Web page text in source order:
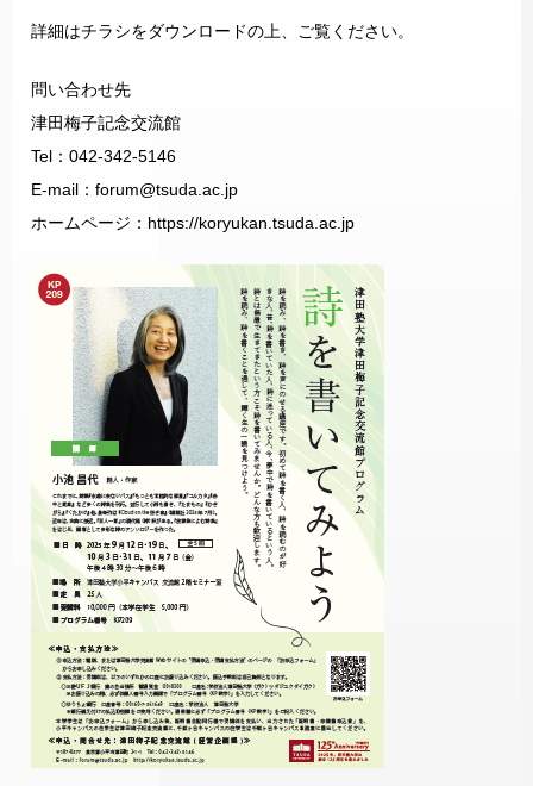
詳細はチラシをダウンロードの上、ご覧ください。
問い合わせ先
津田梅子記念交流館
Tel：042-342-5146
E-mail：forum@tsuda.ac.jp
ホームページ：https://koryukan.tsuda.ac.jp